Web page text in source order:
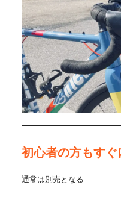
初心者の方もす
通常は別売となる